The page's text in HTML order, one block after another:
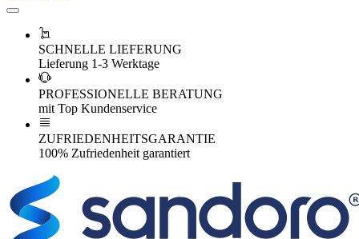
SCHNELLE LIEFERUNG
Lieferung 1-3 Werktage
PROFESSIONELLE BERATUNG
mit Top Kundenservice
ZUFRIEDENHEITSGARANTIE
100% Zufriedenheit garantiert